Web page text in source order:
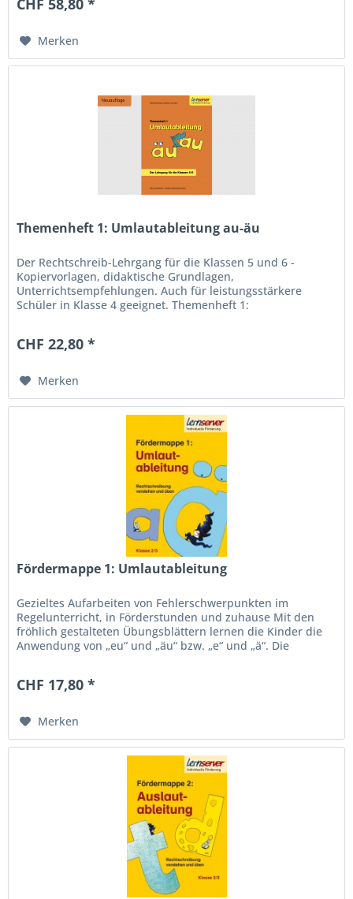
Merken
Themenheft 1: Umlautableitung au-äu
Der Rechtschreib-Lehrgang für die Klassen 5 und 6 -
Kopiervorlagen, didaktische Grundlagen,
Unterrichtsempfehlungen. Auch für leistungsstärkere
Schüler in Klasse 4 geeignet. Themenheft 1:
CHF 22,80 *
Merken
Fördermappe 1: Umlautableitung
Gezieltes Aufarbeiten von Fehlerschwerpunkten im
Regelunterricht, in Förderstunden und zuhause Mit den
fröhlich gestalteten Übungsblättern lernen die Kinder die
Anwendung von „eu“ und „äu“ bzw. „e“ und „ä“. Die
CHF 17,80 *
Merken